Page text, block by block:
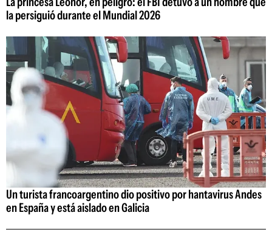
la persiguió durante el Mundial 2026
Un turista francoargentino dio positivo por hantavirus Andes
en España y está aislado en Galicia